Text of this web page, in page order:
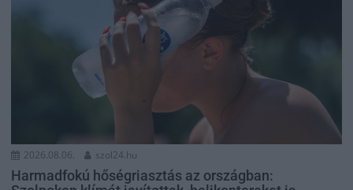
2026.08.06. szol24.hu
Harmadfokú hőségriasztás az országban: